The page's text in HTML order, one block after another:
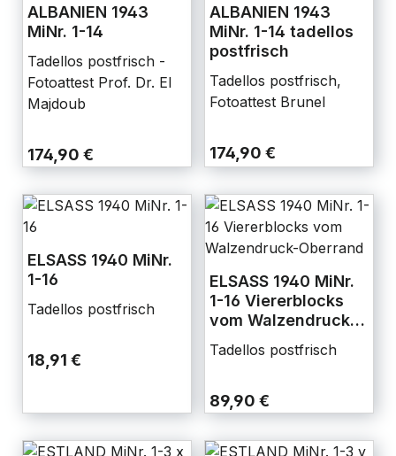
ALBANIEN 1943
MiNr. 1-14
Tadellos postfrisch -
Fotoattest Prof. Dr. El
Majdoub
174,90 €
ALBANIEN 1943
MiNr. 1-14 tadellos
postfrisch
Tadellos postfrisch,
Fotoattest Brunel
174,90 €
ELSASS 1940 MiNr.
1-16
Tadellos postfrisch
18,91 €
ELSASS 1940 MiNr.
1-16 Viererblocks
vom Walzendruck-
Tadellos postfrisch
89,90 €